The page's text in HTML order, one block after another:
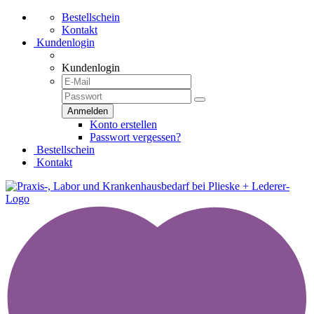
Bestellschein
Kontakt
Kundenlogin
Kundenlogin
Konto erstellen
Passwort vergessen?
Bestellschein
Kontakt